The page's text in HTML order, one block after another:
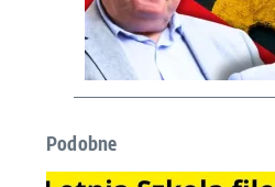
Podobne